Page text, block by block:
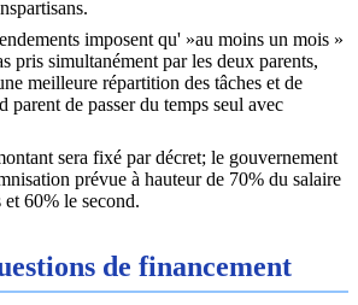
imposent qu' »au moins un mois »
pris simultanément par les deux parents,
meilleure répartition des tâches et de
parent de passer du temps seul avec
sera fixé par décret; le gouvernement
prévue à hauteur de 70% du salaire
60% le second.
de financement